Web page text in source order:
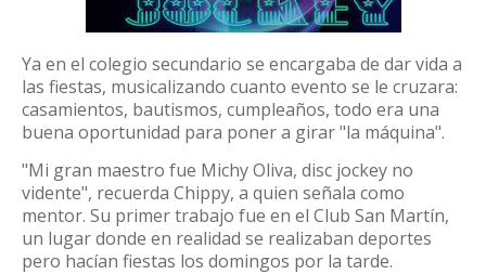
Ya en el colegio secundario se encargaba de dar vida a
las fiestas, musicalizando cuanto evento se le cruzara:
casamientos, bautismos, cumpleaños, todo era una
buena oportunidad para poner a girar "la máquina".
"Mi gran maestro fue Michy Oliva, disc jockey no
vidente", recuerda Chippy, a quien señala como
mentor. Su primer trabajo fue en el Club San Martín,
un lugar donde en realidad se realizaban deportes
pero hacían fiestas los domingos por la tarde.